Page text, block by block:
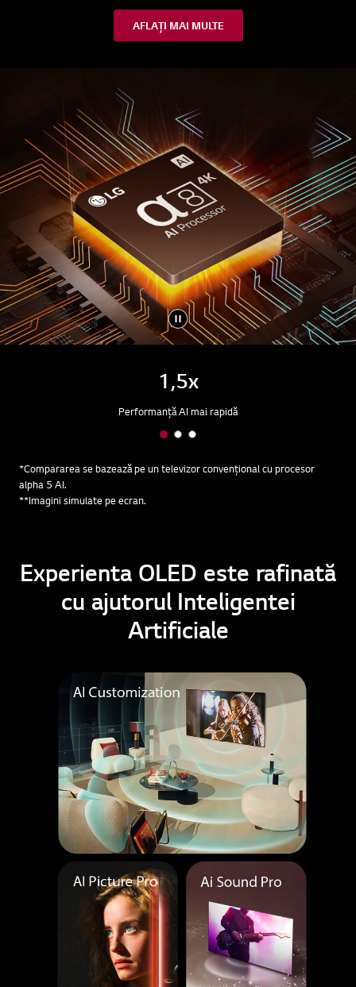
AFLAȚI MAI MULTE
1,5x
Performanță AI mai rapidă
*Compararea se bazează pe un televizor convențional cu procesor
alpha 5 AI.
**Imagini simulate pe ecran.
Experienta OLED este rafinată
cu ajutorul Inteligentei
Artificiale